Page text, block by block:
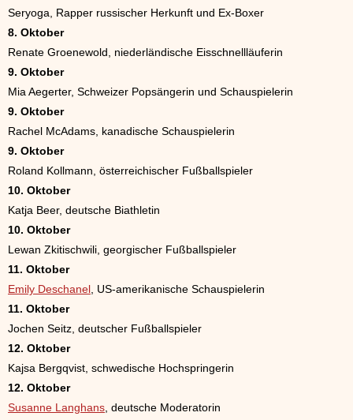
Seryoga, Rapper russischer Herkunft und Ex-Boxer
8. Oktober
Renate Groenewold, niederländische Eisschnellläuferin
9. Oktober
Mia Aegerter, Schweizer Popsängerin und Schauspielerin
9. Oktober
Rachel McAdams, kanadische Schauspielerin
9. Oktober
Roland Kollmann, österreichischer Fußballspieler
10. Oktober
Katja Beer, deutsche Biathletin
10. Oktober
Lewan Zkitischwili, georgischer Fußballspieler
11. Oktober
Emily Deschanel , US-amerikanische Schauspielerin
11. Oktober
Jochen Seitz, deutscher Fußballspieler
12. Oktober
Kajsa Bergqvist, schwedische Hochspringerin
12. Oktober
Susanne Langhans , deutsche Moderatorin